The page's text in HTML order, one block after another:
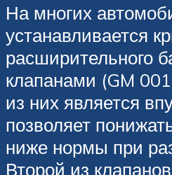
На многих
устанавливается
расширительного
клапанами (GM
из них является
позволяет
ниже нормы при
Второй из